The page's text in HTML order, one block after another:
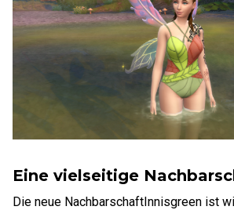
Eine vielseitige
Die neue NachbarschaftInnisgreen ist